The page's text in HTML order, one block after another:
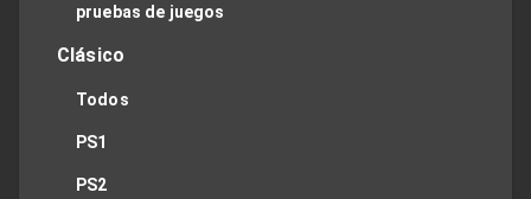
pruebas de juegos
Clásico
Todos
PS1
PS2